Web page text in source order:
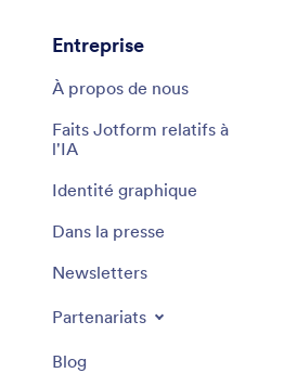
Entreprise
À propos de nous
Faits Jotform relatifs à
l'IA
Identité graphique
Dans la presse
Newsletters
Partenariats
Blog